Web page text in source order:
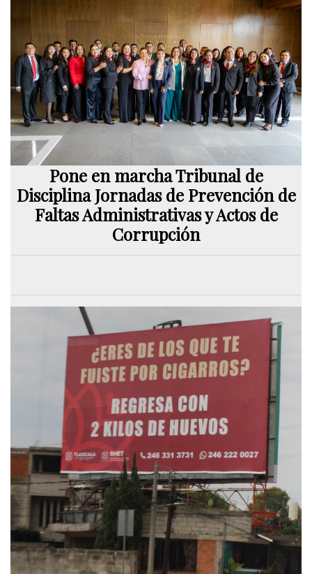
Pone en marcha Tribunal de
Disciplina Jornadas de Prevención de
Faltas Administrativas y Actos de
Corrupción